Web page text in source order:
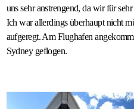
uns sehr anstrengend, da wir für
Ich war allerdings überhaupt nicht
aufgeregt. Am Flughafen
Sydney geflogen.